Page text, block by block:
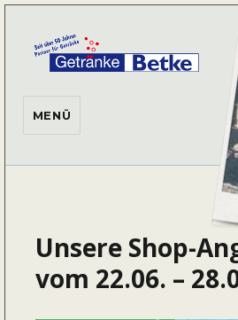
MENÜ
Unsere Shop-
vom 22.06. –